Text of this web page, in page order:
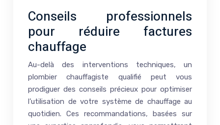
Conseils professionnels
pour réduire factures
chauffage
Au-delà des interventions techniques, un
plombier chauffagiste qualifié peut vous
prodiguer des conseils précieux pour optimiser
l’utilisation de votre système de chauffage au
quotidien. Ces recommandations, basées sur